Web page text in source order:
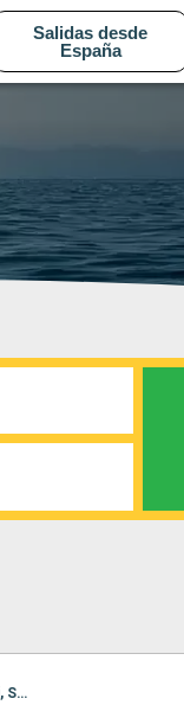
Salidas desde
España
Itinerario : El Pireo Atenas, Heraklion, Zakinthos, Kotor, Dubrovnik, Split, Marghera, Bari, Corfú, Argostoli, Souda bay, Rodas, Mykonos, El Pireo Atenas